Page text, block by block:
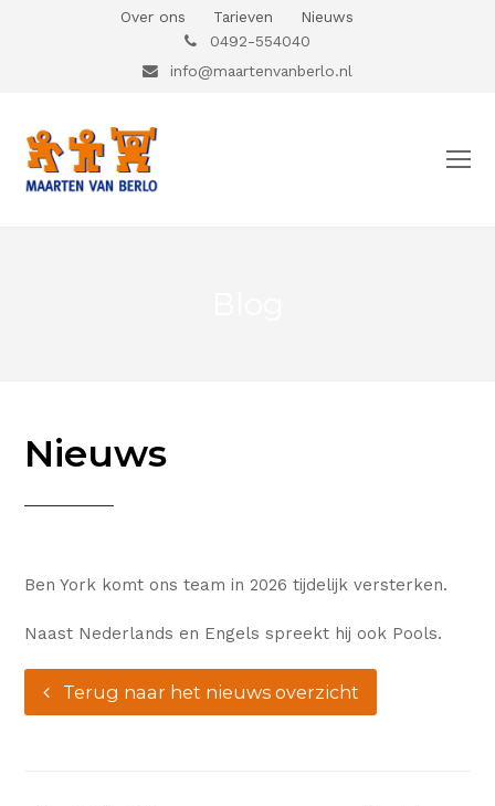
Over ons Tarieven
Nieuws
0492-554040
info@maartenvanberlo.nl
Nieuws
Ben York komt ons team in 2026 tijdelijk versterken.
Naast Nederlands en Engels spreekt hij ook Pools.
Terug naar het nieuws overzicht